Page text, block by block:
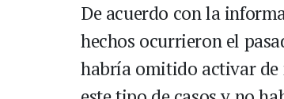
De acuerdo con la
hechos ocurrieron el
habría omitido activar de